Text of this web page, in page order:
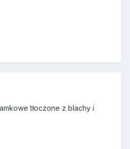
tłoczone z blachy i